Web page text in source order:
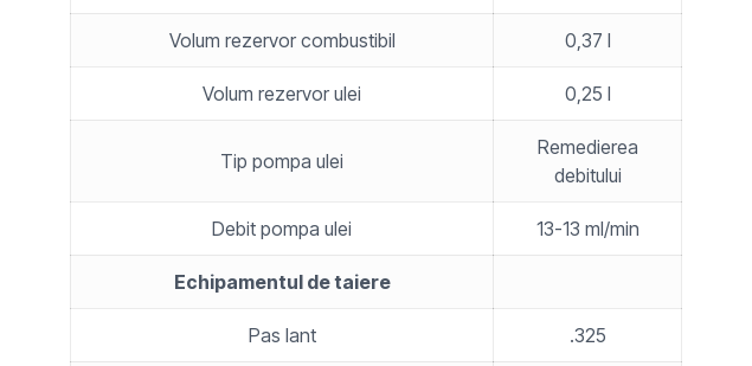
Volum rezervor combustibil 0,37 l
Volum rezervor ulei 0,25 l
Tip pompa ulei
Remedierea
debitului
Debit pompa ulei 13-13 ml/min
Echipamentul de taiere
Pas lant .325